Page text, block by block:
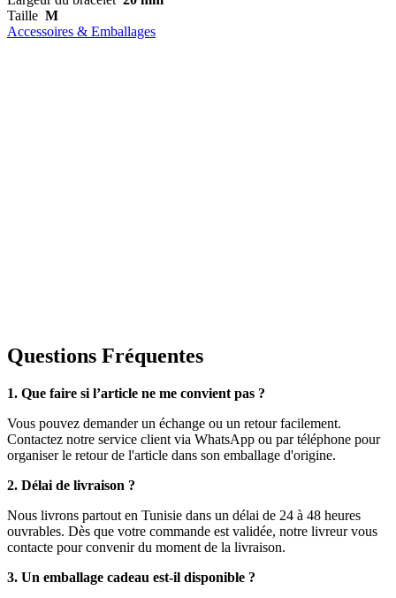
Taille M
Accessoires & Emballages
Questions Fréquentes
1. Que faire si l’article ne me convient pas ?
Vous pouvez demander un échange ou un retour facilement.
Contactez notre service client via WhatsApp ou par téléphone pour
organiser le retour de l'article dans son emballage d'origine.
2. Délai de livraison ?
Nous livrons partout en Tunisie dans un délai de 24 à 48 heures
ouvrables. Dès que votre commande est validée, notre livreur vous
contacte pour convenir du moment de la livraison.
3. Un emballage cadeau est-il disponible ?